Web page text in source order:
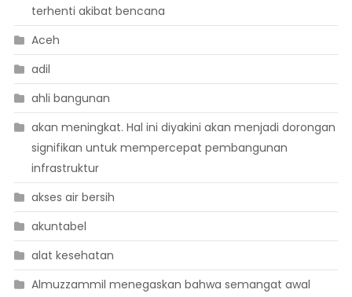
terhenti akibat bencana
Aceh
adil
ahli bangunan
akan meningkat. Hal ini diyakini akan menjadi dorongan
signifikan untuk mempercepat pembangunan
infrastruktur
akses air bersih
akuntabel
alat kesehatan
Almuzzammil menegaskan bahwa semangat awal